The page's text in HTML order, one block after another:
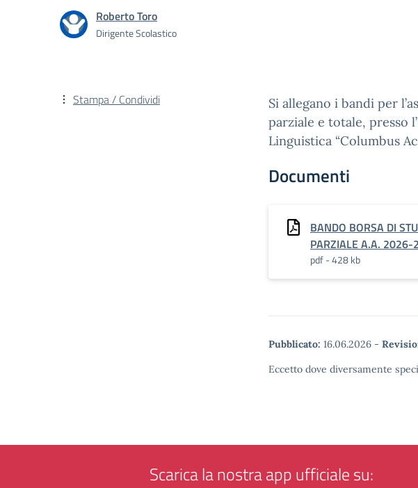
Roberto Toro
Dirigente Scolastico
Si allegano i bandi per
parziale e totale, presso
Linguistica “Columbus
Documenti
BANDO BORSA DI
PARZIALE A.A. 2026-
pdf - 428 kb
Pubblicato: 16.06.2026 -
Eccetto dove diversamente
Stampa / Condividi
Scarica la nostra app ufficiale su: